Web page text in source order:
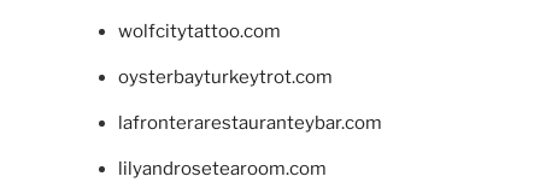
wolfcitytattoo.com
oysterbayturkeytrot.com
lafronterarestauranteybar.com
lilyandrosetearoom.com